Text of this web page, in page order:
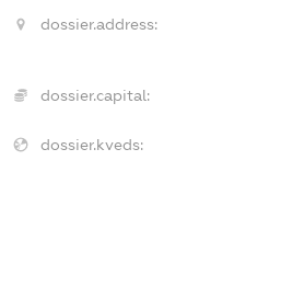
dossier.address:
dossier.capital:
dossier.kveds: